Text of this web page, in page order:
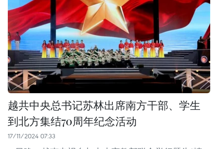
越共中央总书记苏林出席南方干部、学生
到北方集结70周年纪念活动
17/11/2024 07:33